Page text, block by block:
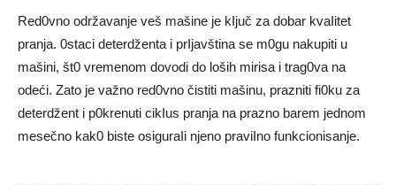
Red0vno održavanje veš mašine je kIjuč za dobar kvaIitet
pranja. 0staci deterdženta i prIjavština se m0gu nakupiti u
mašini, št0 vremenom dovodi do loših mirisa i trag0va na
odeći. Zato je važno red0vno čistiti mašinu, prazniti fi0ku za
deterdžent i p0krenuti cikIus pranja na prazno barem jednom
mesečno kak0 biste osiguraIi njeno praviIno funkcionisanje.